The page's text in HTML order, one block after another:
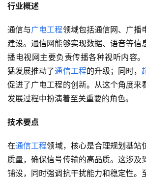
行业概述
通信与广电工程领域包括通信网、广播
建设。通信网能够实现数据、语音等信
播电视网主要负责传播各种视听内容。
猛发展推动了通信工程的升级；同时，
促进了广电工程的创新。从这个角度来
发展过程中扮演着至关重要的角色。
技术要点
在通信工程领域，核心是合理规划基站
质量，确保信号传输的高品质。这涉及
铺设，同时强调抗干扰能力和稳定性。